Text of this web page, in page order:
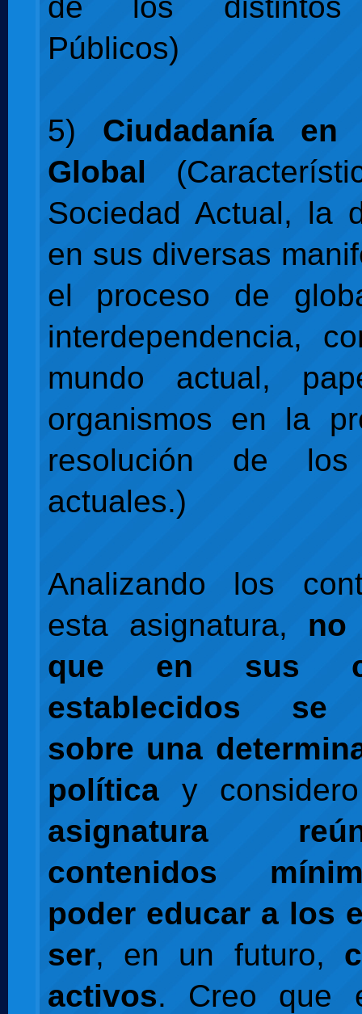
Públicos)
5) Ciudadanía
Global
Sociedad Actual, la
en sus diversas
el proceso de
interdependencia,
mundo actual,
organismos en la
resolución de los
actuales.)
Analizando los
esta asignatura, no
que en sus
establecidos se
sobre una
políticay
asignatura
contenidos
poder educar a los
ser, en un futuro,
activos. Creo que